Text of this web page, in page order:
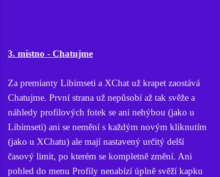
3. místno - Chatujme
Za premianty Libimseti a XChat už krapet zaostává
Chatujme. První strana už nepůsobí až tak svěže a
náhledy profilových fotek se ani nehýbou (jako u
Libimseti) ani se nemění s každým novým kliknutím
(jako u XChatu) ale mají nastavený určitý delší
časový limit, po kterém se kompletně změní. Ani
pohled do menu Profily nenabízí úplně svěží kapku